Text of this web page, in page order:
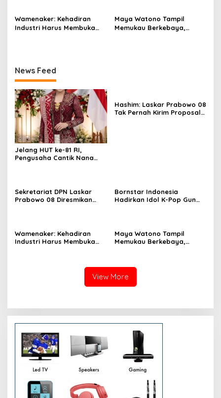
Puncak Acara
Wamenaker: Kehadiran
Industri Harus Membuka
Maya Watono Tampil
Memukau Berkebaya,
News Feed
Jelang HUT ke-81 RI,
Pengusaha Cantik Nana
Hashim: Laskar Prabowo 08
Tak Pernah Kirim Proposal
Sekretariat DPN Laskar
Prabowo 08 Diresmikan
Bornstar Indonesia
Hadirkan Idol K-Pop Gun
Puncak Acara
Wamenaker: Kehadiran
Industri Harus Membuka
Maya Watono Tampil
Memukau Berkebaya,
di Hari Kebaya Nasional
View More